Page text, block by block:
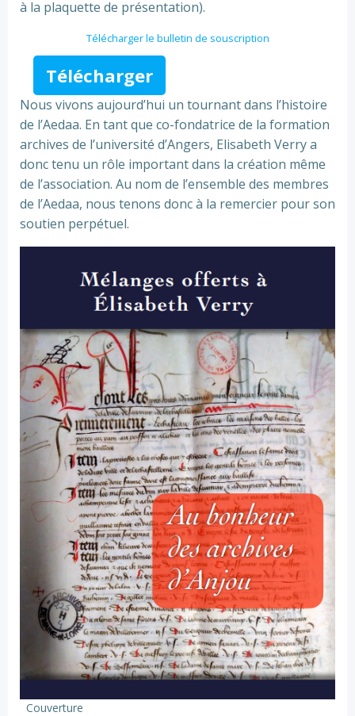
à la plaquette de présentation).
Télécharger le bulletin de souscription
Télécharger
Nous vivons aujourd’hui un tournant dans l’histoire
de l’Aedaa. En tant que co-fondatrice de la formation
archives de l’université d’Angers, Elisabeth Verry a
donc tenu un rôle important dans la création même
de l’association. Au nom de l’ensemble des membres
de l’Aedaa, nous tenons donc à la remercier pour son
soutien perpétuel.
Couverture